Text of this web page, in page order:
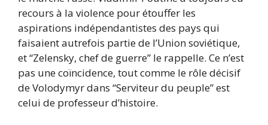
recours à la violence pour étouffer les
aspirations indépendantistes des pays qui
faisaient autrefois partie de l’Union soviétique,
et “Zelensky, chef de guerre” le rappelle. Ce n’est
pas une coïncidence, tout comme le rôle décisif
de Volodymyr dans “Serviteur du peuple” est
celui de professeur d’histoire.